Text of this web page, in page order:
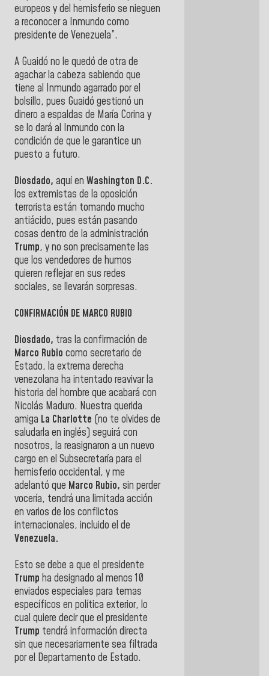
europeos y del hemisferio se nieguen
a reconocer a Inmundo como
presidente de Venezuela”.
A Guaidó no le quedó de otra de
agachar la cabeza sabiendo que
tiene al Inmundo agarrado por el
bolsillo, pues Guaidó gestionó un
dinero a espaldas de María Corina y
se lo dará al Inmundo con la
condición de que le garantice un
puesto a futuro.
Diosdado, aquí en Washington D.C.
los extremistas de la oposición
terrorista están tomando mucho
antiácido, pues están pasando
cosas dentro de la administración
Trump, y no son precisamente las
que los vendedores de humos
quieren reflejar en sus redes
sociales, se llevarán sorpresas.
CONFIRMACIÓN DE MARCO RUBIO
Diosdado, tras la confirmación de
Marco Rubio como secretario de
Estado, la extrema derecha
venezolana ha intentado reavivar la
historia del hombre que acabará con
Nicolás Maduro. Nuestra querida
amiga La Charlotte (no te olvides de
saludarla en inglés) seguirá con
nosotros, la reasignaron a un nuevo
cargo en el Subsecretaría para el
hemisferio occidental, y me
adelantó que Marco Rubio, sin perder
vocería, tendrá una limitada acción
en varios de los conflictos
internacionales, incluido el de
Venezuela.
Esto se debe a que el presidente
Trump ha designado al menos 10
enviados especiales para temas
específicos en política exterior, lo
cual quiere decir que el presidente
Trump tendrá información directa
sin que necesariamente sea filtrada
por el Departamento de Estado.